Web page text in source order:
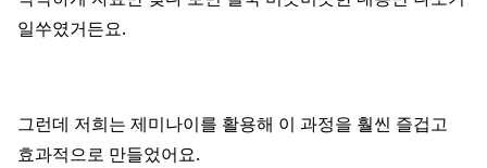
일쑤였거든요.
그런데 저희는 제미나이를 활용해 이 과정을 훨씬 즐겁고
효과적으로 만들었어요.